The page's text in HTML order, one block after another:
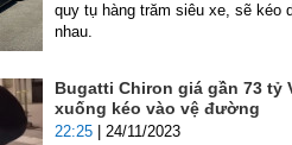
quy tụ hàng trăm siêu xe, sẽ kéo
nhau.
Bugatti Chiron giá gần 73 tỷ
xuống kéo vào vệ đường
22:25 | 24/11/2023